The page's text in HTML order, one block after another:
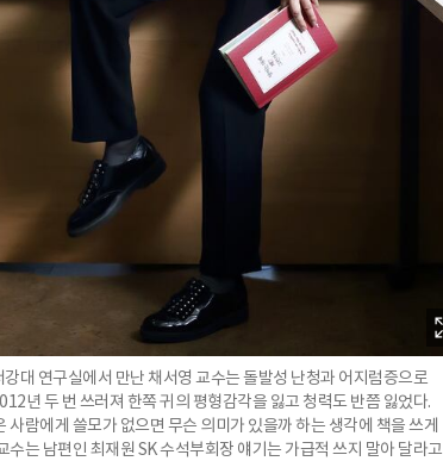
강대 연구실에서 만난 채서영 교수는 돌발성 난청과 어지럼증으로
년 두 번 쓰러져 한쪽 귀의 평형감각을 잃고 청력도 반쯤 잃었다.
사람에게 쓸모가 없으면 무슨 의미가 있을까 하는 생각에 책을 쓰게
수는 남편인 최재원 SK 수석부회장 얘기는 가급적 쓰지 말아 달라고